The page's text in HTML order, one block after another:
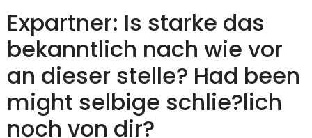
Expartner: Is starke das
bekanntlich nach wie vor
an dieser stelle? Had been
might selbige schlie?lich
noch von dir?